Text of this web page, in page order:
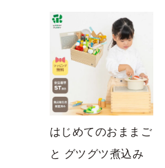
はじめてのおままご
と グツグツ煮込み